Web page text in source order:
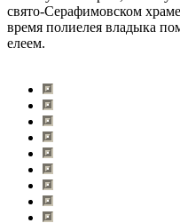
свято-Серафимовском
время полиелея владыка
елеем.